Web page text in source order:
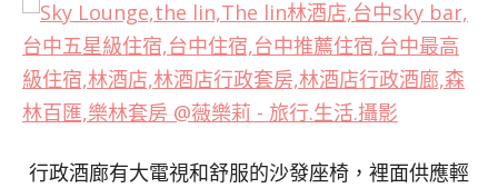
行政酒廊有大電視和舒服的沙發座椅，裡面供應輕